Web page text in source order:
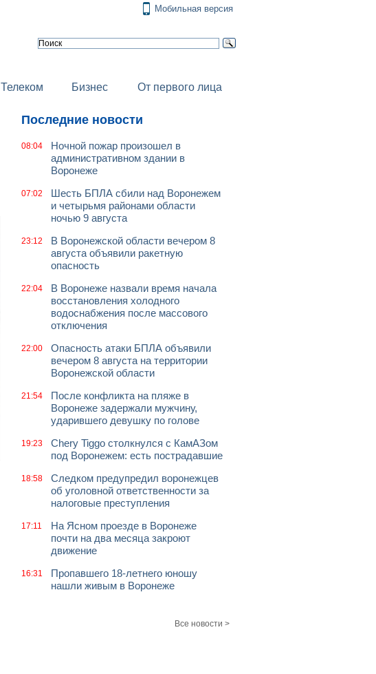
Мобильная версия
Телеком Бизнес От первого лица
Последние новости
08:04
Ночной пожар произошел в
административном здании в
Воронеже
07:02
Шесть БПЛА сбили над Воронежем
и четырьмя районами области
ночью 9 августа
23:12
В Воронежской области вечером 8
августа объявили ракетную
опасность
22:04
В Воронеже назвали время начала
восстановления холодного
водоснабжения после массового
отключения
22:00
Опасность атаки БПЛА объявили
вечером 8 августа на территории
Воронежской области
21:54
После конфликта на пляже в
Воронеже задержали мужчину,
ударившего девушку по голове
19:23
Chery Tiggo столкнулся с КамАЗом
под Воронежем: есть пострадавшие
18:58
Следком предупредил воронежцев
об уголовной ответственности за
налоговые преступления
17:11
На Ясном проезде в Воронеже
почти на два месяца закроют
движение
16:31
Пропавшего 18-летнего юношу
нашли живым в Воронеже
Все новости >